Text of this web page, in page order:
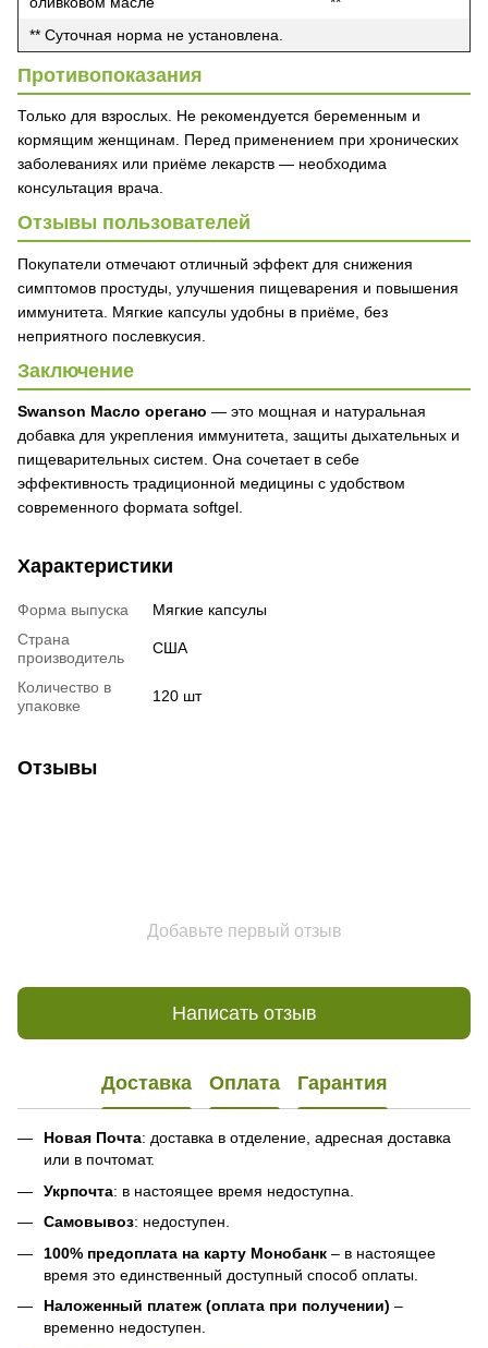
** Суточная норма не установлена.
Противопоказания
Только для взрослых. Не рекомендуется беременным и
кормящим женщинам. Перед применением при хронических
заболеваниях или приёме лекарств — необходима
консультация врача.
Отзывы пользователей
Покупатели отмечают отличный эффект для снижения
симптомов простуды, улучшения пищеварения и повышения
иммунитета. Мягкие капсулы удобны в приёме, без
неприятного послевкусия.
Заключение
Swanson Масло орегано — это мощная и натуральная
добавка для укрепления иммунитета, защиты дыхательных и
пищеварительных систем. Она сочетает в себе
эффективность традиционной медицины с удобством
современного формата softgel.
Характеристики
Форма выпуска
Мягкие капсулы
Страна
производитель
США
Количество в
упаковке
120 шт
Отзывы
Добавьте первый отзыв
Написать отзыв
Доставка Оплата Гарантия
Новая Почта: доставка в отделение, адресная доставка
или в почтомат.
Укрпочта: в настоящее время недоступна.
Самовывоз: недоступен.
100% предоплата на карту Монобанк – в настоящее
время это единственный доступный способ оплаты.
Наложенный платеж (оплата при получении) –
временно недоступен.